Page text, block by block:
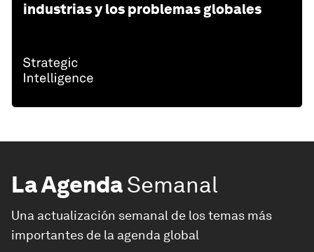
industrias y los problemas globales
La AgendaSemanal
Una actualización semanal de los temas más
importantes de la agenda global